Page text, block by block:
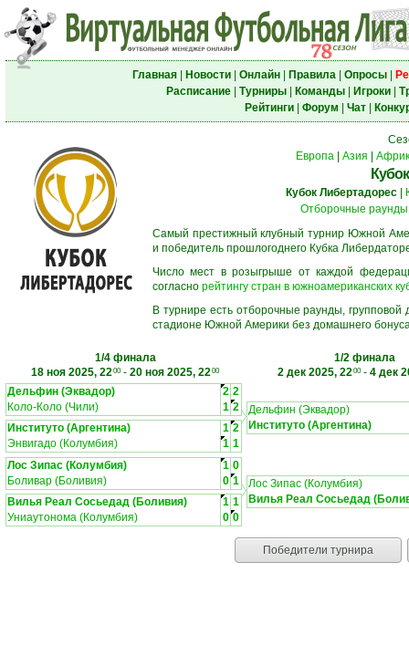
Главная| Новости| Онлайн| Правила| Опросы|
Расписание| Турниры| Команды| Игроки|
Рейтинги| Форум Чат|
Европа| Азия
Кубок Либертадорес
Отборочные раунды
Самый престижный клубный турнир Южной
и победитель прошлогоднего Кубка
Число мест в розыгрыше от каждой
согласно рейтингу стран в южноамериканских
В турнире есть отборочные раунды,
стадионе Южной Америки без домашнего
1/4 финала
18 ноя 2025, 2200- 20 ноя 2025, 2200
1/2 финала
2 дек 2025, 2200- 4 дек
Дельфин (Эквадор)
2 2
Коло-Коло (Чили)
1 2
Институто (Аргентина)
1 2
Энвигадо (Колумбия)
1 1
Дельфин (Эквадор)
Институто (Аргентина)
Лос Зипас (Колумбия) 1 0
Боливар (Боливия)
0 1
Вилья Реал Сосьедад (Боливия)
1 1
Униаутонома (Колумбия)
0 0
Лос Зипас (Колумбия)
Вилья Реал Сосьедад
Победители турнира